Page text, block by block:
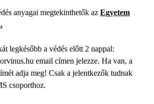
anyagai megtekinthetők az Egyetem
legkésőbb a védés előtt 2 nappal:
email címen jelezze. Ha van, a
adja meg! Csak a jelentkezők tudnak
csoporthoz.